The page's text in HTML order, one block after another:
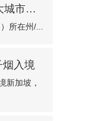
美国人口最多的10大城市有哪些?
所在州/...
烟入境
新加坡，